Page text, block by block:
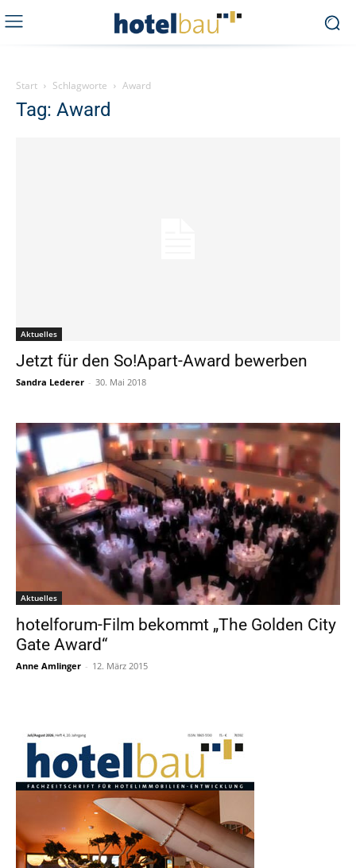
Start Schlagworte Award
Tag: Award
Aktuelles
Jetzt für den So!Apart-Award bewerben
Sandra Lederer - 30. Mai 2018
Aktuelles
hotelforum-Film bekommt „The Golden City
Gate Award“
Anne Amlinger - 12. März 2015